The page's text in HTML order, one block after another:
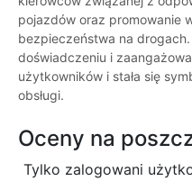
pojazdów oraz promowanie
bezpieczeństwa na
doświadczeniu i
użytkowników i stała się
obsługi.
Oceny na
Tylko zalogowani